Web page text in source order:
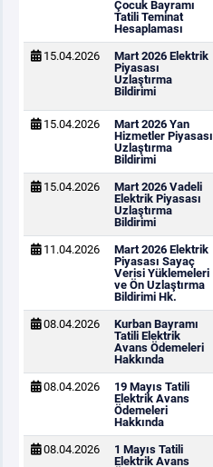
Çocuk Bayramı
Tatili Teminat
Hesaplaması
15.04.2026
Mart 2026 Elektrik
Piyasası
Uzlaştırma
Bildirimi
15.04.2026
Mart 2026 Yan
Hizmetler Piyasası
Uzlaştırma
Bildirimi
15.04.2026
Mart 2026 Vadeli
Elektrik Piyasası
Uzlaştırma
Bildirimi
11.04.2026
Mart 2026 Elektrik
Piyasası Sayaç
Verisi Yüklemeleri
ve Ön Uzlaştırma
Bildirimi Hk.
08.04.2026
Kurban Bayramı
Tatili Elektrik
Avans Ödemeleri
Hakkında
08.04.2026
19 Mayıs Tatili
Elektrik Avans
Ödemeleri
Hakkında
08.04.2026
1 Mayıs Tatili
Elektrik Avans